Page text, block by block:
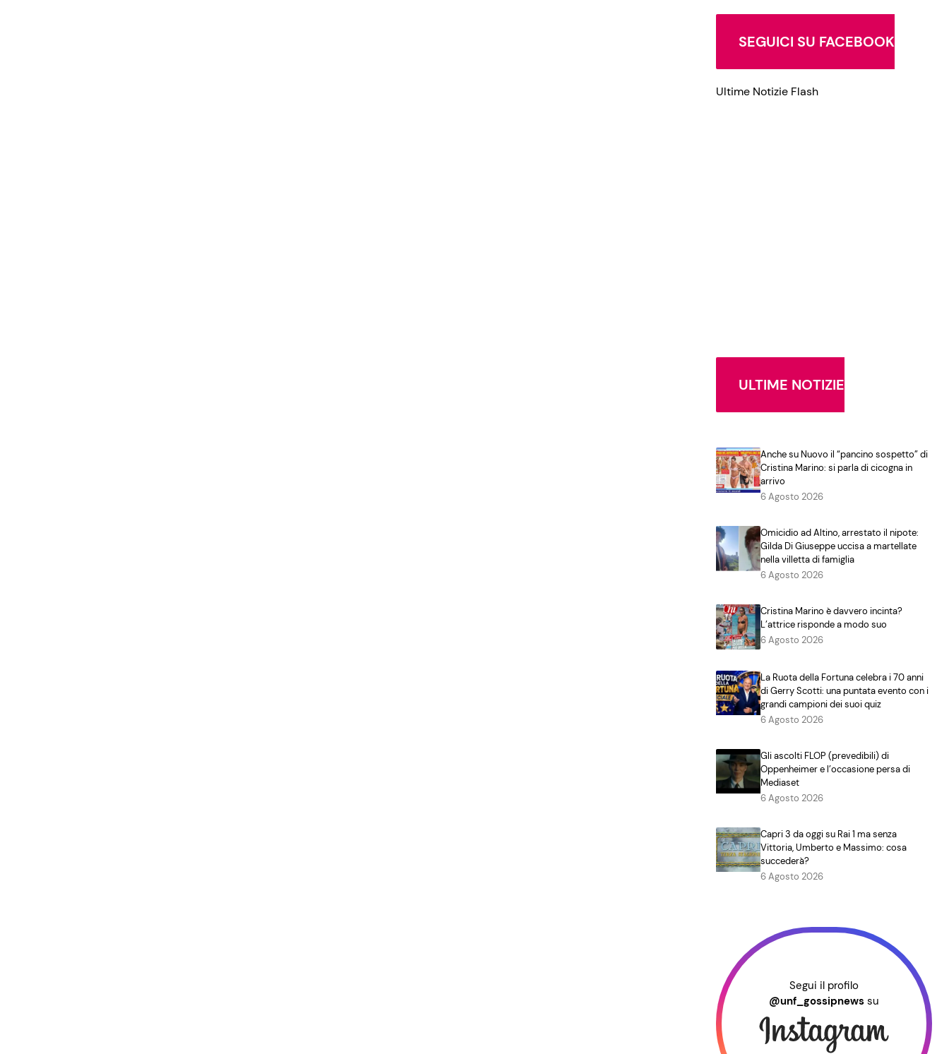
SEGUICI SU FACEBOOK
Ultime Notizie Flash
ULTIME NOTIZIE
Anche su Nuovo il “pancino sospetto” di
Cristina Marino: si parla di cicogna in
arrivo
6 Agosto 2026
Omicidio ad Altino, arrestato il nipote:
Gilda Di Giuseppe uccisa a martellate
nella villetta di famiglia
6 Agosto 2026
Cristina Marino è davvero incinta?
L’attrice risponde a modo suo
6 Agosto 2026
La Ruota della Fortuna celebra i 70 anni
di Gerry Scotti: una puntata evento con i
grandi campioni dei suoi quiz
6 Agosto 2026
Gli ascolti FLOP (prevedibili) di
Oppenheimer e l’occasione persa di
Mediaset
6 Agosto 2026
Capri 3 da oggi su Rai 1 ma senza
Vittoria, Umberto e Massimo: cosa
succederà?
6 Agosto 2026
Segui il profilo
@unf_gossipnews su